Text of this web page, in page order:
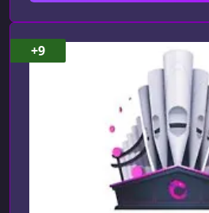
курсКурс помогает перейти
уровня владения RxJS к
структурированному
библиотеки. Вы научитесь
+9